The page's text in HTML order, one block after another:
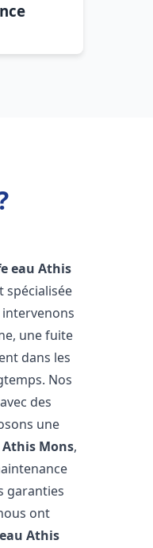
eau Athis
spécialisée
intervenons
une fuite
dans les
Nos
des
une
Athis Mons,
garanties
ont
Athis